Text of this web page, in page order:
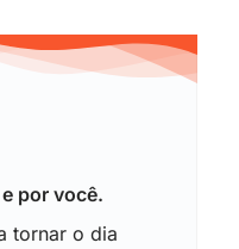
por você.
tornar o dia